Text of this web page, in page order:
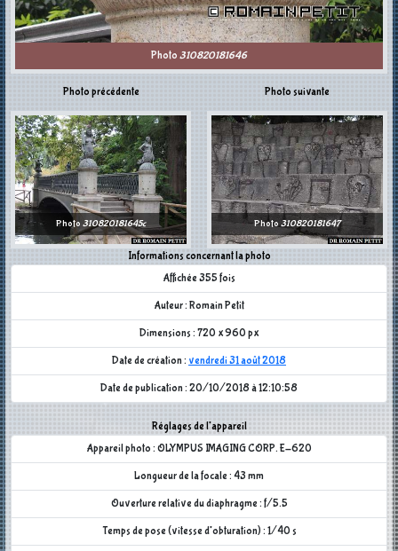
Photo 310820181646
Photo précédente
Photo 310820181645c
Informations concernant la photo
Affichée 355 fois
Auteur : Romain Petit
Dimensions : 720 x 960 px
Date de création : vendredi 31 août 2018
Date de publication : 20/10/2018 à 12:10:58
Réglages de l'appareil
Appareil photo : OLYMPUS IMAGING CORP. E-620
Longueur de la focale : 43 mm
Ouverture relative du diaphragme : f/5.5
Temps de pose (vitesse d'obturation) : 1/40 s
Photo suivante
Photo310820181647